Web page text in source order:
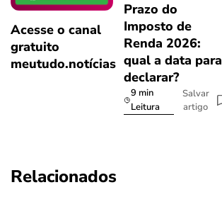
Acesse o canal
gratuito
meutudo.notícias
Prazo do
Imposto de
Renda 2026:
qual a data para
declarar?
9 min
Leitura
Salvar
artigo
Relacionados